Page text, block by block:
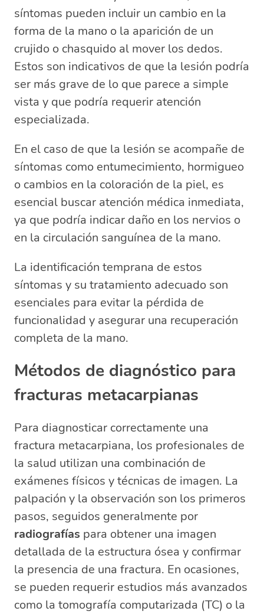
síntomas pueden incluir un cambio en la
forma de la mano o la aparición de un
crujido o chasquido al mover los dedos.
Estos son indicativos de que la lesión podría
ser más grave de lo que parece a simple
vista y que podría requerir atención
especializada.
En el caso de que la lesión se acompañe de
síntomas como entumecimiento, hormigueo
o cambios en la coloración de la piel, es
esencial buscar atención médica inmediata,
ya que podría indicar daño en los nervios o
en la circulación sanguínea de la mano.
La identificación temprana de estos
síntomas y su tratamiento adecuado son
esenciales para evitar la pérdida de
funcionalidad y asegurar una recuperación
completa de la mano.
Métodos de diagnóstico para
fracturas metacarpianas
Para diagnosticar correctamente una
fractura metacarpiana, los profesionales de
la salud utilizan una combinación de
exámenes físicos y técnicas de imagen. La
palpación y la observación son los primeros
pasos, seguidos generalmente por
radiografías para obtener una imagen
detallada de la estructura ósea y confirmar
la presencia de una fractura. En ocasiones,
se pueden requerir estudios más avanzados
como la tomografía computarizada (TC) o la